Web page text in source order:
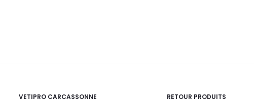
VETIPRO CARCASSONNE RETOUR PRODUITS